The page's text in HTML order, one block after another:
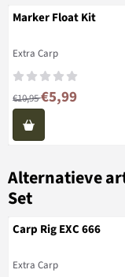
Marker Float Kit
Merk:
Extra Carp
Van 10,95 voor 5,99
€10,95€5,99
Alternatieve
Set
Carp Rig EXC 666
Merk:
Extra Carp